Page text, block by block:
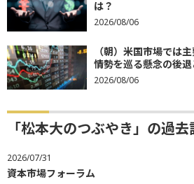
は？
2026/08/06
（朝）米国市場では
情勢を巡る懸念の後
2026/08/06
「松本大のつぶやき」の過
2026/07/31
資本市場フォーラム